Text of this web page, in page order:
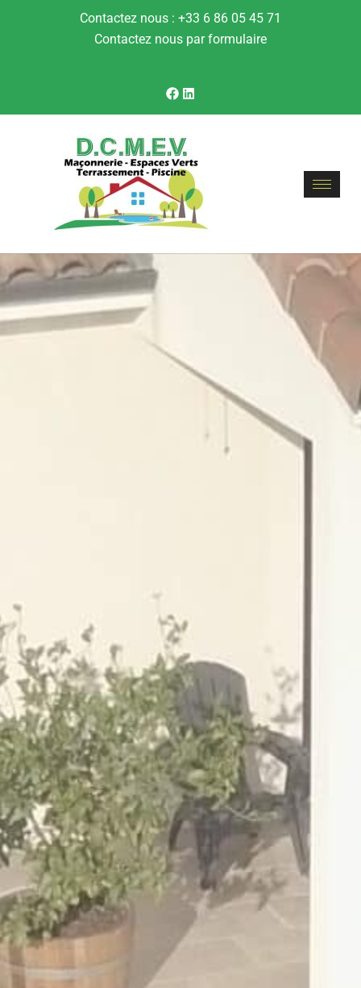
Contactez nous : +33 6 86 05 45 71
Contactez nous par formulaire